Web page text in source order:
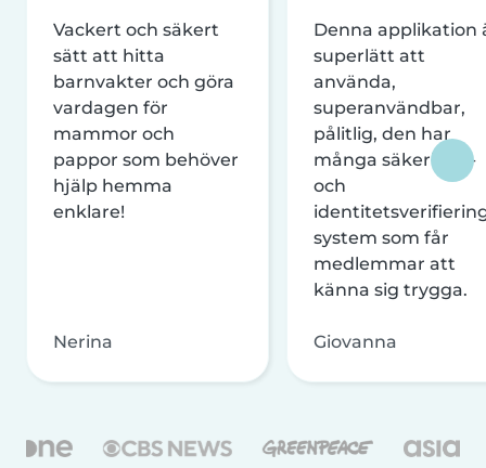
Vackert och säkert
sätt att hitta
barnvakter och göra
vardagen för
mammor och
pappor som behöver
hjälp hemma
enklare!
Nerina
Denna applikation
superlätt att
använda,
superanvändbar,
pålitlig, den har
många säkerhets-
och
system som får
medlemmar att
känna sig trygga.
Giovanna